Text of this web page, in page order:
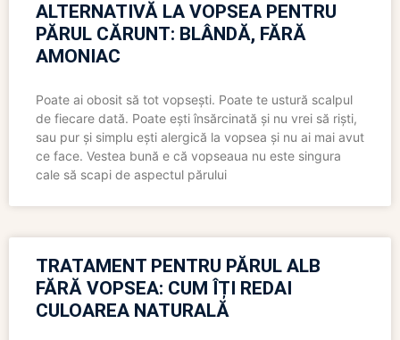
ALTERNATIVĂ LA VOPSEA PENTRU
PĂRUL CĂRUNT: BLÂNDĂ, FĂRĂ
AMONIAC
Poate ai obosit să tot vopsești. Poate te ustură scalpul
de fiecare dată. Poate ești însărcinată și nu vrei să riști,
sau pur și simplu ești alergică la vopsea și nu ai mai avut
ce face. Vestea bună e că vopseaua nu este singura
cale să scapi de aspectul părului
TRATAMENT PENTRU PĂRUL ALB
FĂRĂ VOPSEA: CUM ÎȚI REDAI
CULOAREA NATURALĂ